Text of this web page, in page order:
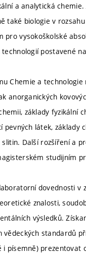
a analytická
také biologie v
pro vysokoškolské
postavené
Chemie a
anorganických
základy fyzikální
látek, základy
Další rozšíření a
studijním
dovednosti
znalosti,
výsledků.
standardů
písemně)